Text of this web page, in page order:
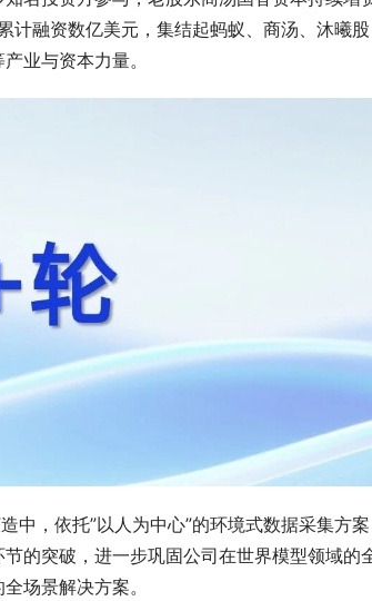
融资数亿美元，集结起蚂蚁、商汤、沐曦股
业与资本力量。
中，依托”以人为中心”的环境式数据采集方
的突破，进一步巩固公司在世界模型领域的
场景解决方案。